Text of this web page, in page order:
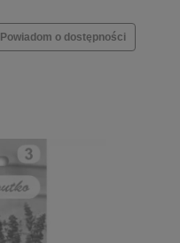
Powiadom o dostępności